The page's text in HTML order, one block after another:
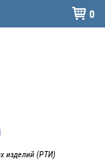
 0
изделий (РТИ)